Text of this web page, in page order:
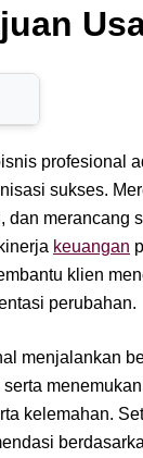
profesional
sukses.
dan merancang
keuangan
klien
perubahan.
menjalankan
kelemahan.